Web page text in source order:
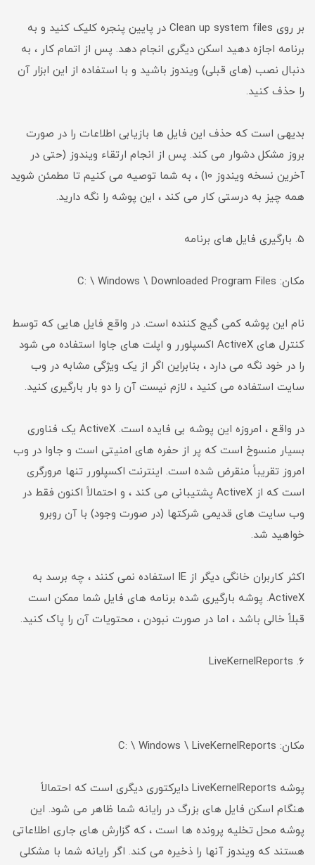
بر روی Clean up system files در پایین پنجره کلیک کنید و به
برنامه اجازه دهید اسکن دیگری انجام دهد. پس از اتمام کار ، به
دنبال نصب (های قبلی) ویندوز باشید و با استفاده از این ابزار آن
را حذف کنید.
بدیهی است که حذف این فایل ها بازیابی اطلاعات را در صورت
بروز مشکل دشوار می کند. پس از انجام ارتقاء ویندوز (حتی در
آخرین نسخه ویندوز 10) ، به شما توصیه می کنیم تا مطمئن شوید
همه چیز به درستی کار می کند ، این پوشه را نگه دارید.
5. بارگیری فایل های برنامه
مکان: C: \ Windows \ Downloaded Program Files
نام این پوشه کمی گیج کننده است. در واقع فایل هایی که توسط
کنترل های ActiveX اکسپلورر و اپلت های جاوا استفاده می شود
را در خود نگه می دارد ، بنابراین اگر از یک ویژگی مشابه در وب
سایت استفاده می کنید ، لازم نیست آن را دو بار بارگیری کنید.
در واقع ، امروزه این پوشه بی فایده است. ActiveX یک فناوری
بسیار منسوخ است که پر از حفره های امنیتی است و جاوا در وب
امروز تقریباً منقرض شده است. اینترنت اکسپلورر تنها مرورگری
است که از ActiveX پشتیبانی می کند ، و احتمالاً اکنون فقط در
وب سایت های قدیمی شرکتها (در صورت وجود) با آن روبرو
خواهید شد.
اکثر کاربران خانگی دیگر از IE استفاده نمی کنند ، چه برسد به
ActiveX. پوشه بارگیری شده برنامه های فایل شما ممکن است
قبلاً خالی باشد ، اما در صورت نبودن ، محتویات آن را پاک کنید.
6. LiveKernelReports
مکان: C: \ Windows \ LiveKernelReports
پوشه LiveKernelReports دایرکتوری دیگری است که احتمالاً
هنگام اسکن فایل های بزرگ در رایانه شما ظاهر می شود. این
پوشه محل تخلیه پرونده ها است ، که گزارش های جاری اطلاعاتی
هستند که ویندوز آنها را ذخیره می کند. اگر رایانه شما با مشکلی